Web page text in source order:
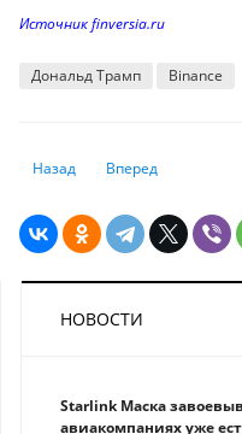
Источник finversia.ru
Дональд Трамп Binance
Предыдущий: 4 фактора,
Назад Следующий:
Вперед
НОВОСТИ
Starlink Маска
авиакомпаниях уже